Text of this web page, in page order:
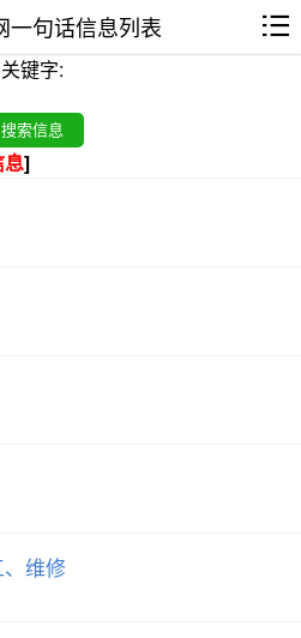
一句话信息列表
关键字:
息]
维修